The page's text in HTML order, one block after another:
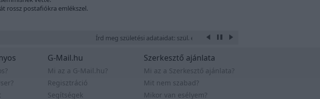
rossz postafiókra emlékszel.
Írd meg születési adataidat: szül. éve, hónapja, napja, óra és perce, a hely
G-Mail.hu
Mi az a G-Mail.hu?
Regisztráció
Segítségek
Szerkesztő ajánlata
Mi az a Szerkesztő ajánlata?
Mit nem szabad?
Mikor van esélyem?